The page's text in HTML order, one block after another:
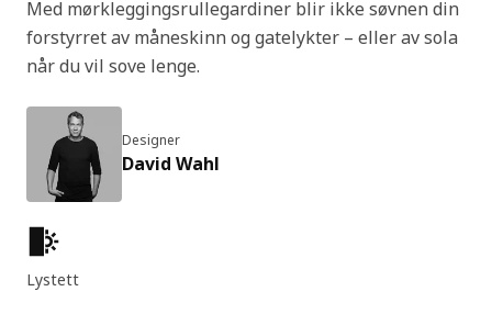
Med mørkleggingsrullegardiner blir ikke søvnen din
forstyrret av måneskinn og gatelykter – eller av sola
når du vil sove lenge.
Designer
David Wahl
Produktfunksjoner
Lystett